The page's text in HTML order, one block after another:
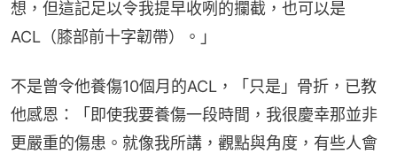
想，但這記足以令我提早收咧的攔截，也可以是
ACL（膝部前十字韌帶）。」
不是曾令他養傷10個月的ACL，「只是」骨折，已教
他感恩：「即使我要養傷一段時間，我很慶幸那並非
更嚴重的傷患。就像我所講，觀點與角度，有些人會